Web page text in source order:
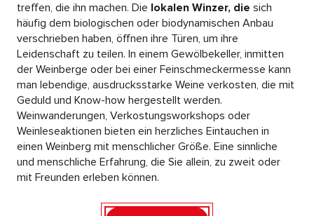
treffen, die ihn machen. Die lokalen Winzer, die sich
häufig dem biologischen oder biodynamischen Anbau
verschrieben haben, öffnen ihre Türen, um ihre
Leidenschaft zu teilen. In einem Gewölbekeller, inmitten
der Weinberge oder bei einer Feinschmeckermesse kann
man lebendige, ausdrucksstarke Weine verkosten, die mit
Geduld und Know-how hergestellt werden.
Weinwanderungen, Verkostungsworkshops oder
Weinleseaktionen bieten ein herzliches Eintauchen in
einen Weinberg mit menschlicher Größe. Eine sinnliche
und menschliche Erfahrung, die Sie allein, zu zweit oder
mit Freunden erleben können.